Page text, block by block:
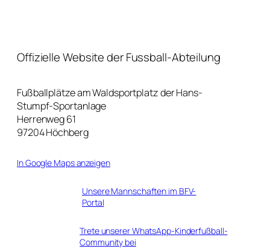
Offizielle Website der Fussball-Abteilung
Fußballplätze am Waldsportplatz der Hans-
Stumpf-Sportanlage
Herrenweg 61
97204 Höchberg
In Google Maps anzeigen
Unsere Mannschaften im BFV-
Portal
Trete unserer WhatsApp-Kinderfußball-
Community bei